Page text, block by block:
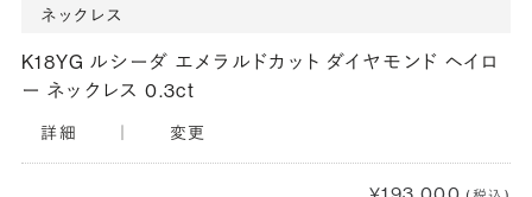
ネックレス
K18YG ルシーダ エメラルドカット ダイヤモンド ヘイロ
ー ネックレス 0.3ct
詳細 変更